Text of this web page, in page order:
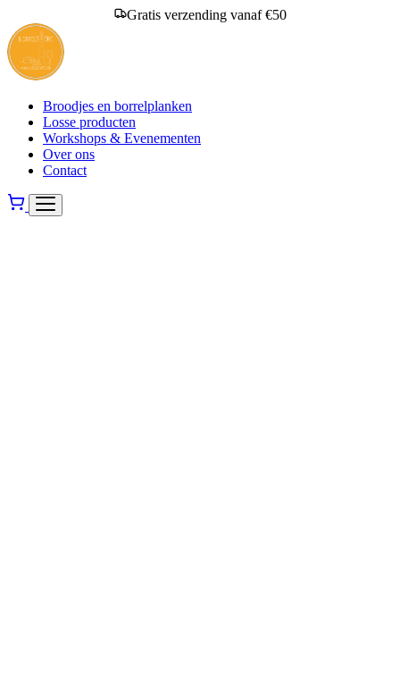
Gratis verzending vanaf €50
Broodjes en borrelplanken
Losse producten
Workshops & Evenementen
Over ons
Contact